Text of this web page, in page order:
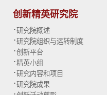
创新精英研究院
·研究院概述
·研究院组织与运转制度
·创新平台
·精英小组
·研究内容和项目
·研究院成果